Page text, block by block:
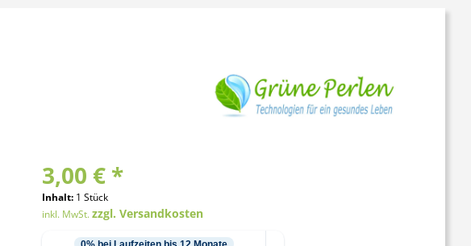
3,00 € *
Inhalt: 1 Stück
inkl. MwSt.zzgl. Versandkosten